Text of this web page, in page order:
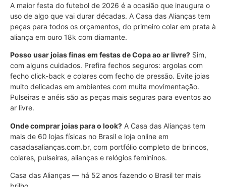
A maior festa do futebol de 2026 é a ocasião que inaugura o
uso de algo que vai durar décadas. A Casa das Alianças tem
peças para todos os orçamentos, do primeiro colar em prata à
aliança em ouro 18k com diamante.
Posso usar joias finas em festas de Copa ao ar livre? Sim,
com alguns cuidados. Prefira fechos seguros: argolas com
fecho click-back e colares com fecho de pressão. Evite joias
muito delicadas em ambientes com muita movimentação.
Pulseiras e anéis são as peças mais seguras para eventos ao
ar livre.
Onde comprar joias para o look? A Casa das Alianças tem
mais de 60 lojas físicas no Brasil e loja online em
casadasalianças.com.br, com portfólio completo de brincos,
colares, pulseiras, alianças e relógios femininos.
Casa das Alianças — há 52 anos fazendo o Brasil ter mais